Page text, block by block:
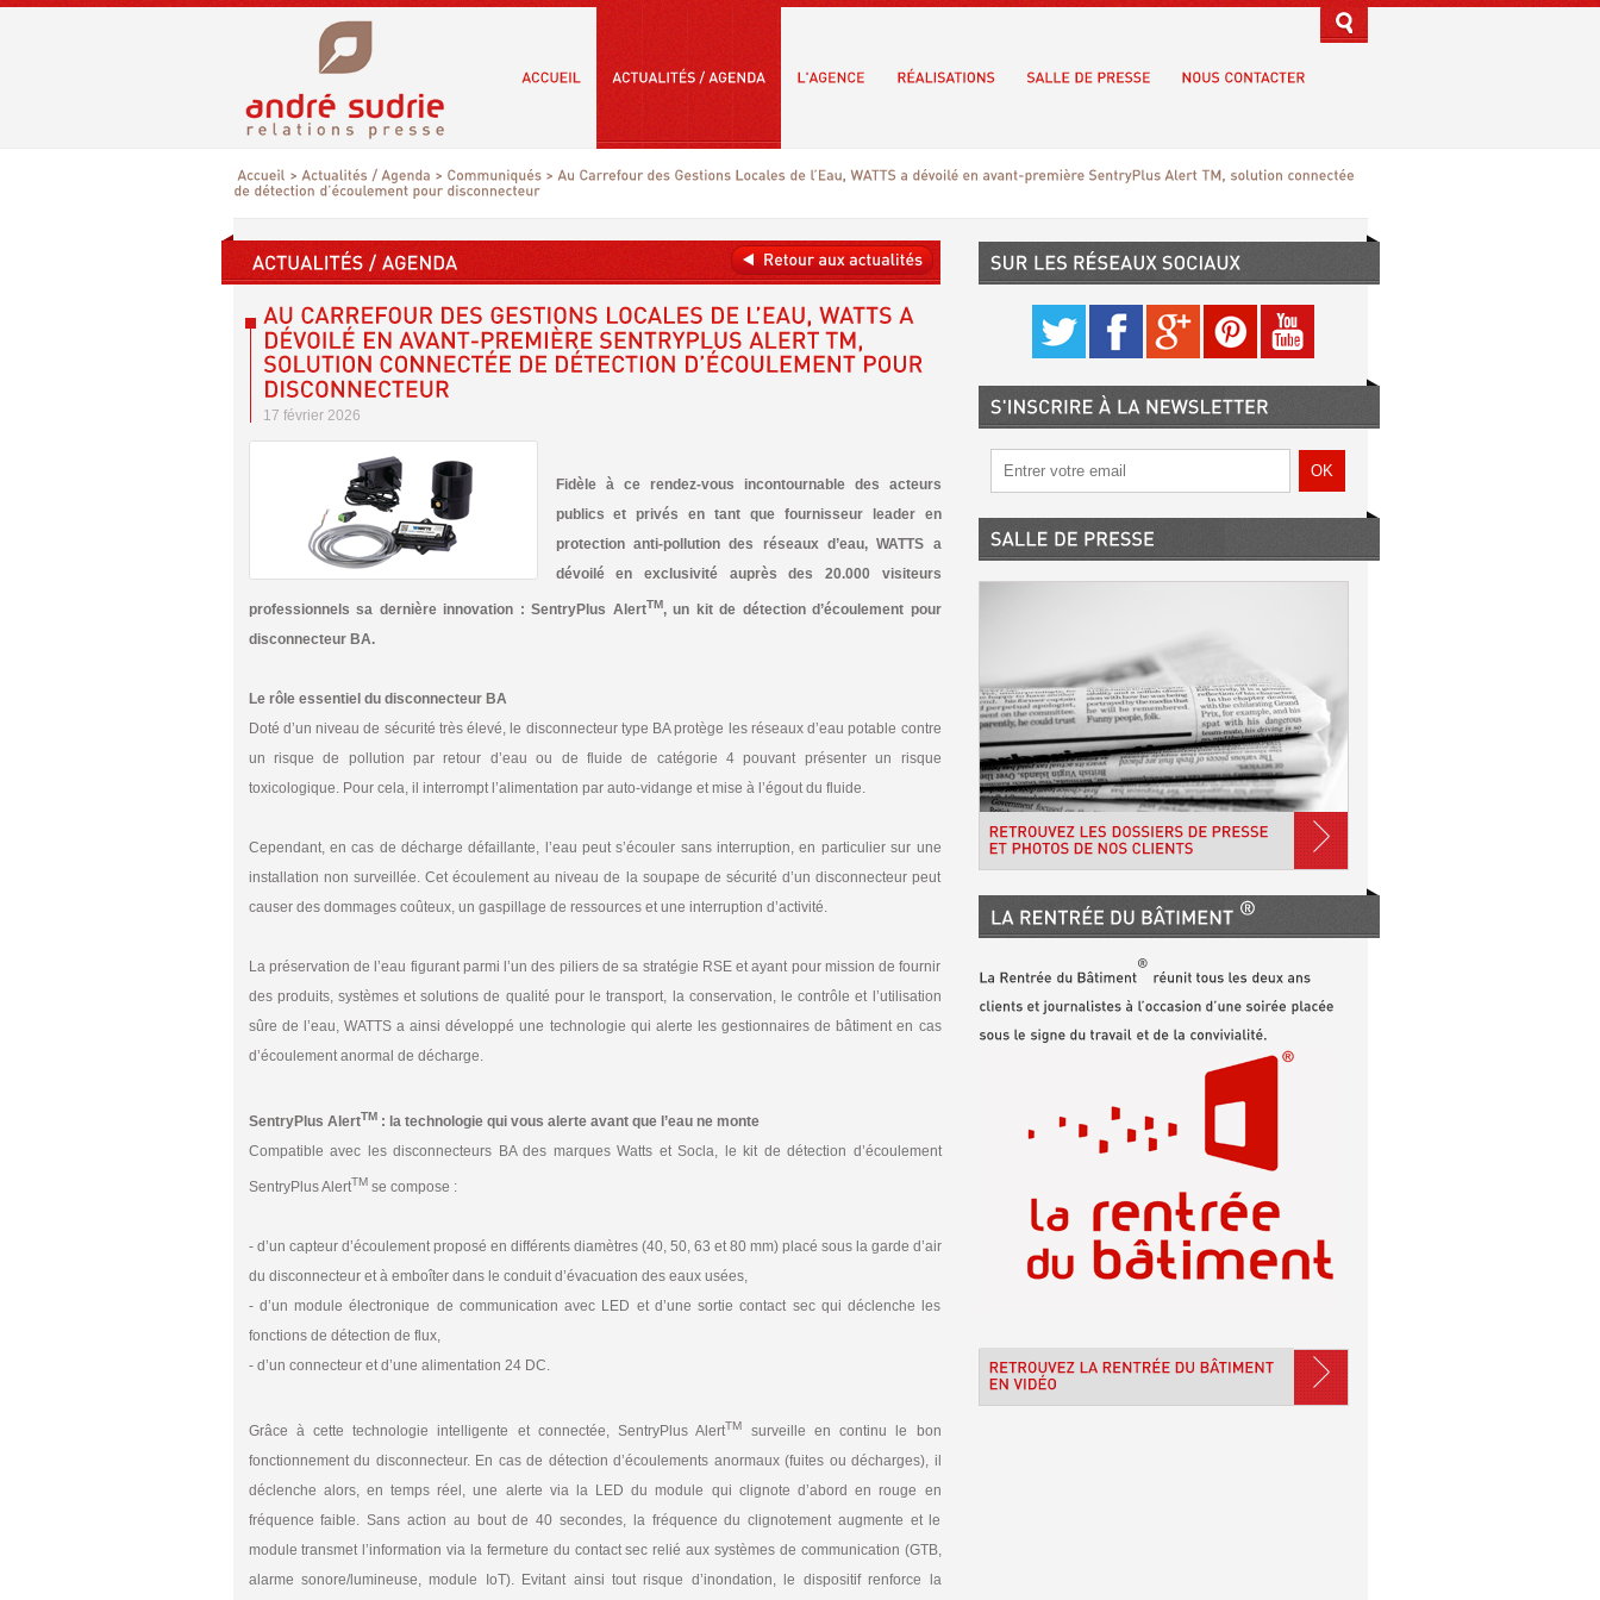
17 février 2026
Fidèle à ce rendez-vous incontournable des acteurs
publics et privés en tant que fournisseur leader en
protection anti-pollution des réseaux d’eau, WATTS a
dévoilé en exclusivité auprès des 20.000 visiteurs
professionnels sa dernière innovation : SentryPlus AlertTM, un kit de détection d’écoulement pour
disconnecteur BA.
Le rôle essentiel du disconnecteur BA
Doté d’un niveau de sécurité très élevé, le disconnecteur type BA protège les réseaux d’eau potable contre
un risque de pollution par retour d’eau ou de fluide de catégorie 4 pouvant présenter un risque
toxicologique. Pour cela, il interrompt l’alimentation par auto-vidange et mise à l’égout du fluide.
Cependant, en cas de décharge défaillante, l’eau peut s’écouler sans interruption, en particulier sur une
installation non surveillée. Cet écoulement au niveau de la soupape de sécurité d’un disconnecteur peut
causer des dommages coûteux, un gaspillage de ressources et une interruption d’activité.
La préservation de l’eau figurant parmi l’un des piliers de sa stratégie RSE et ayant pour mission de fournir
des produits, systèmes et solutions de qualité pour le transport, la conservation, le contrôle et l’utilisation
sûre de l’eau, WATTS a ainsi développé une technologie qui alerte les gestionnaires de bâtiment en cas
d’écoulement anormal de décharge.
SentryPlus AlertTM: la technologie qui vous alerte avant que l’eau ne monte
Compatible avec les disconnecteurs BA des marques Watts et Socla, le kit de détection d’écoulement
SentryPlus AlertTMse compose :
- d’un capteur d’écoulement proposé en différents diamètres (40, 50, 63 et 80 mm) placé sous la garde d’air
du disconnecteur et à emboîter dans le conduit d’évacuation des eaux usées,
- d’un module électronique de communication avec LED et d’une sortie contact sec qui déclenche les
fonctions de détection de flux,
- d’un connecteur et d’une alimentation 24 DC.
Grâce à cette technologie intelligente et connectée, SentryPlus AlertTM
surveille en continu le bon
fonctionnement du disconnecteur. En cas de détection d’écoulements anormaux (fuites ou décharges), il
déclenche alors, en temps réel, une alerte via la LED du module qui clignote d’abord en rouge en
fréquence faible. Sans action au bout de 40 secondes, la fréquence du clignotement augmente et le
module transmet l’information via la fermeture du contact sec relié aux systèmes de communication (GTB,
alarme sonore/lumineuse, module IoT). Evitant ainsi tout risque d’inondation, le dispositif renforce la